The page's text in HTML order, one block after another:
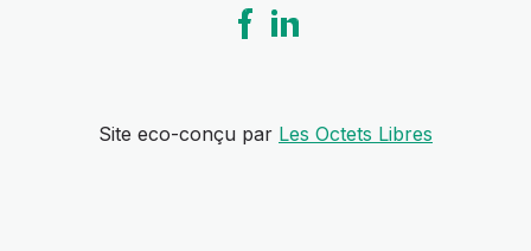
Site eco-conçu par Les Octets Libres